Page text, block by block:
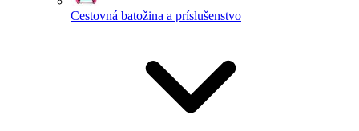
Cestovná batožina a príslušenstvo